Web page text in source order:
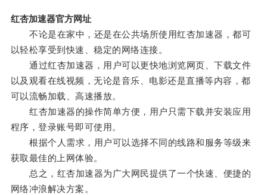
红杏加速器官方网址
不论是在家中，还是在公共场所使用红杏加速器，都可
以轻松享受到快速、稳定的网络连接。
通过红杏加速器，用户可以更快地浏览网页、下载文件
以及观看在线视频，无论是音乐、电影还是直播等内容，都
可以流畅加载、高速播放。
红杏加速器的操作简单方便，用户只需下载并安装应用
程序，登录账号即可使用。
根据个人需求，用户可以选择不同的线路和服务等级来
获取最佳的上网体验。
总之，红杏加速器为广大网民提供了一个快速、便捷的
网络冲浪解决方案。